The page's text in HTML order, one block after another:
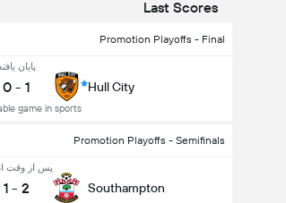
Last Scores
Promotion Playoffs - Final
Hull City
پایان
1
-
0
game in sports!
Promotion Playoffs - Semifinals
Southampton
پس از وقت
2
-
1